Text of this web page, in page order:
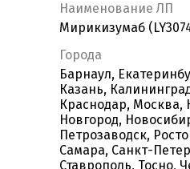
Наименование ЛП
Мирикизумаб
Города
Барнаул,
Казань,
Краснодар,
Новгород,
Петрозаводск,
Самара, Санкт-
Ставрополь, Тосно,